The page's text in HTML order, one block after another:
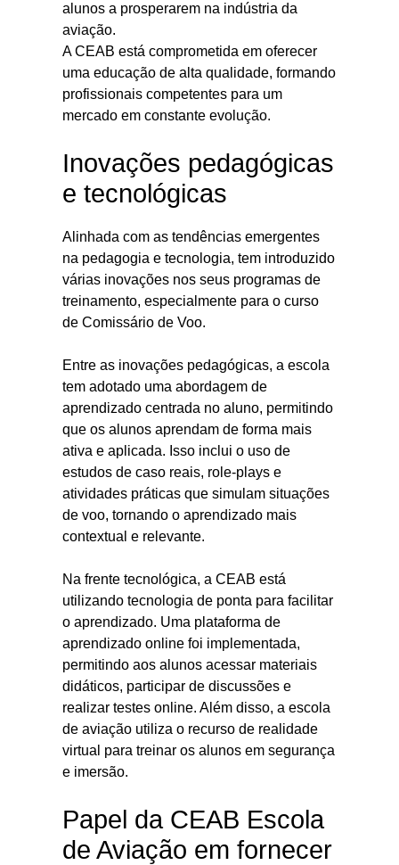
alunos a prosperarem na indústria da
aviação.
A CEAB está comprometida em oferecer
uma educação de alta qualidade, formando
profissionais competentes para um
mercado em constante evolução.
Inovações pedagógicas
e tecnológicas
Alinhada com as tendências emergentes
na pedagogia e tecnologia, tem introduzido
várias inovações nos seus programas de
treinamento, especialmente para o curso
de Comissário de Voo.
Entre as inovações pedagógicas, a escola
tem adotado uma abordagem de
aprendizado centrada no aluno, permitindo
que os alunos aprendam de forma mais
ativa e aplicada. Isso inclui o uso de
estudos de caso reais, role-plays e
atividades práticas que simulam situações
de voo, tornando o aprendizado mais
contextual e relevante.
Na frente tecnológica, a CEAB está
utilizando tecnologia de ponta para facilitar
o aprendizado. Uma plataforma de
aprendizado online foi implementada,
permitindo aos alunos acessar materiais
didáticos, participar de discussões e
realizar testes online. Além disso, a escola
de aviação utiliza o recurso de realidade
virtual para treinar os alunos em segurança
e imersão.
Papel da CEAB Escola
de Aviação em fornecer